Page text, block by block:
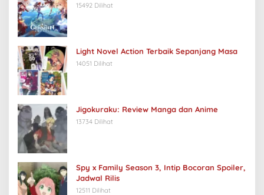
15492 Dilihat
Light Novel Action Terbaik Sepanjang Masa
14051 Dilihat
Jigokuraku: Review Manga dan Anime
13734 Dilihat
Spy x Family Season 3, Intip Bocoran Spoiler,
Jadwal Rilis
12511 Dilihat